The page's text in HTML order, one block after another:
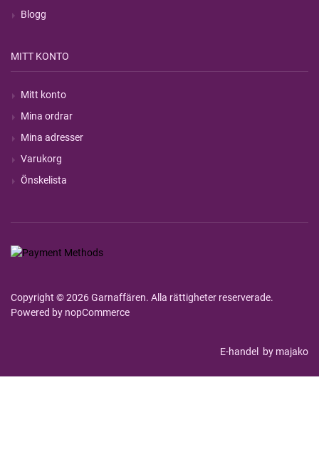
Blogg
MITT KONTO
Mitt konto
Mina ordrar
Mina adresser
Varukorg
Önskelista
Copyright © 2026 Garnaffären. Alla rättigheter reserverade.
Powered by nopCommerce
E-handel by majako